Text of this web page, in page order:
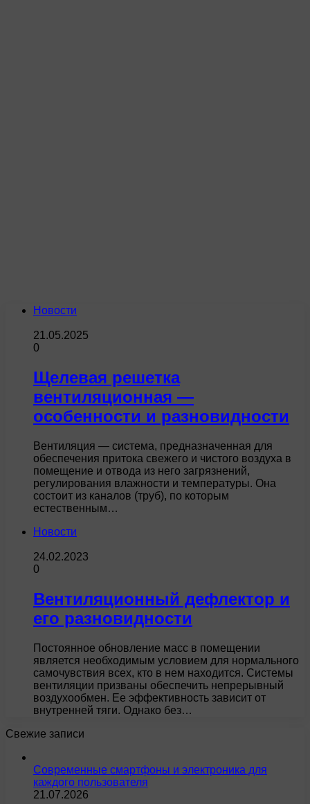
Новости
21.05.2025
0
Щелевая решетка
вентиляционная —
особенности и разновидности
Вентиляция — система, предназначенная для
обеспечения притока свежего и чистого воздуха в
помещение и отвода из него загрязнений,
регулирования влажности и температуры. Она
состоит из каналов (труб), по которым
естественным…
Новости
24.02.2023
0
Вентиляционный дефлектор и
его разновидности
Постоянное обновление масс в помещении
является необходимым условием для нормального
самочувствия всех, кто в нем находится. Системы
вентиляции призваны обеспечить непрерывный
воздухообмен. Ее эффективность зависит от
внутренней тяги. Однако без…
Свежие записи
Современные смартфоны и электроника для
каждого пользователя
21.07.2026